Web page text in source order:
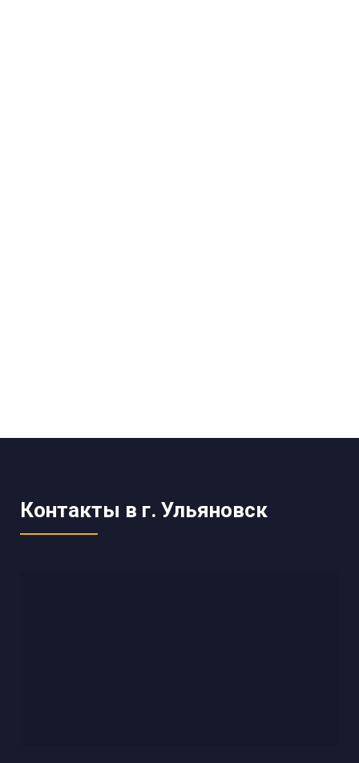
Контакты в г. Ульяновск